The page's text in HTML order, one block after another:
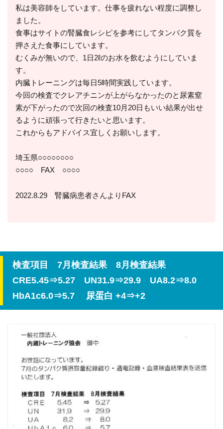
私は美容師をしています。仕事を疲れない程度に調整し
ました。
食事はサイトの腎臓食レシピを参考にしてタンパク質を
押さえた食事にしています。
むくみが無いので、1日2ℓのお水を飲むようにしていま
す。
内臓トレーニングは毎日5時間実践しています。
今回の検査でクレアチニンが上がらなかったのと尿素窒
素が下がったので次回の検査10月20日もいい結果が出せ
るように頑張って行きたいと思います。
これからもアドバイス宜しくお願いします。
埼玉県○○○○○○○○
○○○○ FAX ○○○○
2022.8.29 腎臓病患者さんよりFAX
検査項目 7月検査結果 8月検査結果
CRE5.45⇒5.27 UN31.9⇒29.9 UA8.2⇒8.0
HbA1c6.0⇒5.7 尿蛋白 +4⇒+2